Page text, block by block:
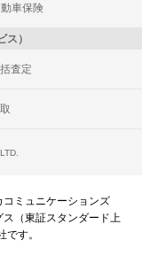
車保険
）
査定
ミュニケーションズ
（東証スタンダード上
す。